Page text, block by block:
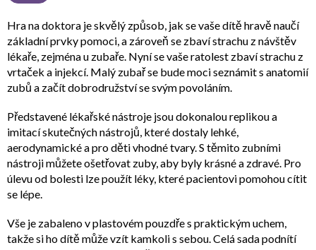
Hra na doktora je skvělý způsob, jak se vaše dítě hravě naučí
základní prvky pomoci, a zároveň se zbaví strachu z návštěv
lékaře, zejména u zubaře. Nyní se vaše ratolest zbaví strachu z
vrtaček a injekcí. Malý zubař se bude moci seznámit s anatomií
zubů a začít dobrodružství se svým povoláním.
Představené lékařské nástroje jsou dokonalou replikou a
imitací skutečných nástrojů, které dostaly lehké,
aerodynamické a pro děti vhodné tvary. S těmito zubními
nástroji můžete ošetřovat zuby, aby byly krásné a zdravé. Pro
úlevu od bolesti lze použít léky, které pacientovi pomohou cítit
se lépe.
Vše je zabaleno v plastovém pouzdře s praktickým uchem,
takže si ho dítě může vzít kamkoli s sebou. Celá sada podnítí